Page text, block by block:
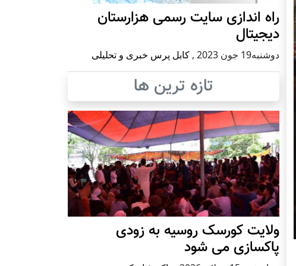
راه اندازی سایت رسمی هزارستان
دیجیتال
دوشنبه19 جون 2023 , کابل پرس خبری و تحلیلی
تازه ترین ها
ولایت کورسک روسیه به زودی
پاکسازی می شود